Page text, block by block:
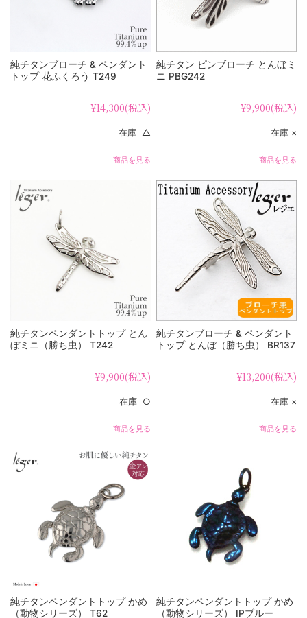
純チタンブローチ & ペンダント
トップ 花ふくろう T249
¥14,300(税込)
在庫 △
商品を見る
純チタン ピンブローチ とんぼミ
ニ PBG242
¥9,900(税込)
在庫 ×
商品を見る
純チタンペンダントトップ とん
ぼミニ（勝ち虫） T242
¥9,900(税込)
在庫 ○
商品を見る
純チタンブローチ & ペンダント
トップ とんぼ（勝ち虫） BR137
¥13,200(税込)
在庫 ×
商品を見る
純チタンペンダントトップ かめ
（動物シリーズ） T62
純チタンペンダントトップ かめ
（動物シリーズ） IPブルー